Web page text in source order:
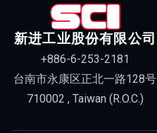
新进工业股份有限公司
+886-6-253-2181
台南市永康区正北一路128号
710002 , Taiwan (R.O.C.)